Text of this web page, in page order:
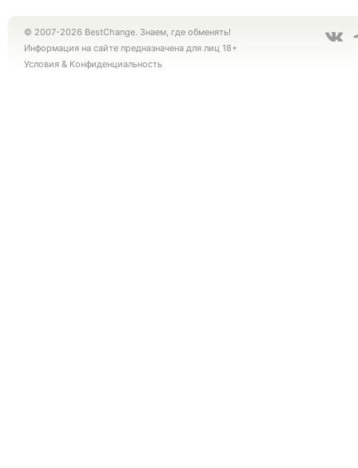
© 2007-2026 BestChange. Знаем, где обменять!
Информация на сайте предназначена для лиц 18+
Условия & Конфиденциальность